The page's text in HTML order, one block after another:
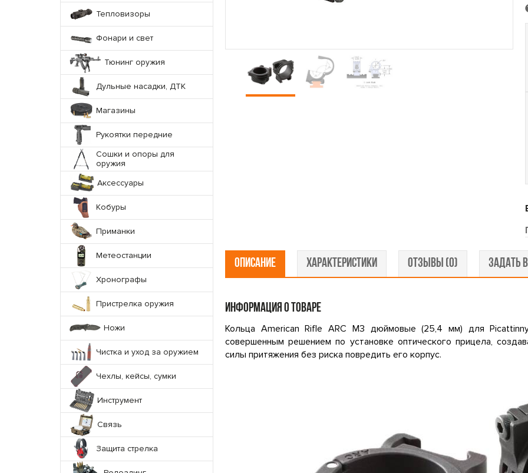
Тепловизоры
Фонари и свет
Тюнинг оружия
Дульные насадки, ДТК
Магазины
Рукоятки передние
Сошки и опоры для
оружия
Аксессуары
Кобуры
Приманки
Метеостанции
Хронографы
Пристрелка оружия
Ножи
Чистка и уход за оружием
Чехлы, кейсы, сумки
Инструмент
Связь
Защита стрелка
ОПИСАНИЕ ХАРАКТЕРИСТИКИ ОТЗЫВЫ (0) ЗАДАТЬ
ИНФОРМАЦИЯ О ТОВАРЕ
Кольца American Rifle ARС M3 дюймовые (25,4 мм) для
совершенным решением по установке оптического прицела,
силы притяжения без риска повредить его корпус.